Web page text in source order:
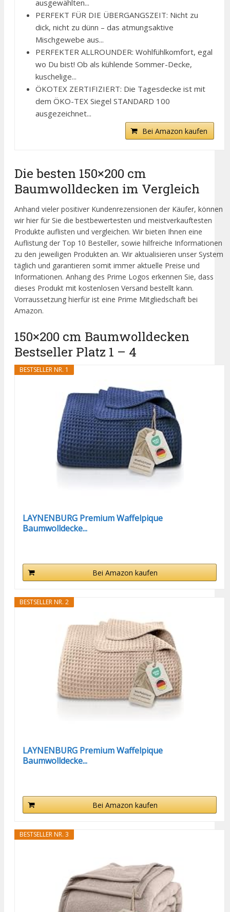
ausgewählten...
PERFEKT FÜR DIE ÜBERGANGSZEIT: Nicht zu
dick, nicht zu dünn – das atmungsaktive
Mischgewebe aus...
PERFEKTER ALLROUNDER: Wohlfühlkomfort, egal
wo Du bist! Ob als kühlende Sommer-Decke,
kuschelige...
ÖKOTEX ZERTIFIZIERT: Die Tagesdecke ist mit
dem ÖKO-TEX Siegel STANDARD 100
ausgezeichnet...
Bei Amazon kaufen
Die besten 150×200 cm
Baumwolldecken im Vergleich
Anhand vieler positiver Kundenrezensionen der Käufer, können
wir hier für Sie die bestbewertesten und meistverkauftesten
Produkte auflisten und vergleichen. Wir bieten Ihnen eine
Auflistung der Top 10 Besteller, sowie hilfreiche Informationen
zu den jeweiligen Produkten an. Wir aktualisieren unser System
täglich und garantieren somit immer aktuelle Preise und
Informationen. Anhang des Prime Logos erkennen Sie, dass
dieses Produkt mit kostenlosen Versand bestellt kann.
Vorraussetzung hierfür ist eine Prime Mitgliedschaft bei
Amazon.
150×200 cm Baumwolldecken
Bestseller Platz 1 – 4
BESTSELLER NR. 1
LAYNENBURG Premium Waffelpique
Baumwolldecke...
Bei Amazon kaufen
BESTSELLER NR. 2
LAYNENBURG Premium Waffelpique
Baumwolldecke...
Bei Amazon kaufen
BESTSELLER NR. 3